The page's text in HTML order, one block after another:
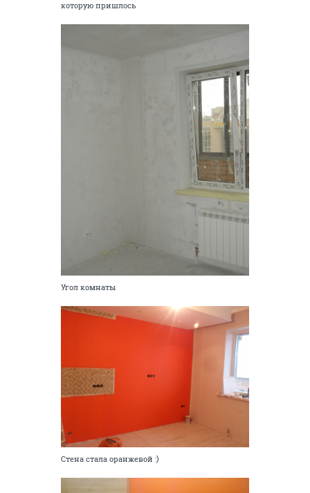
которую пришлось
Угол комнаты
Стена стала оранжевой :)